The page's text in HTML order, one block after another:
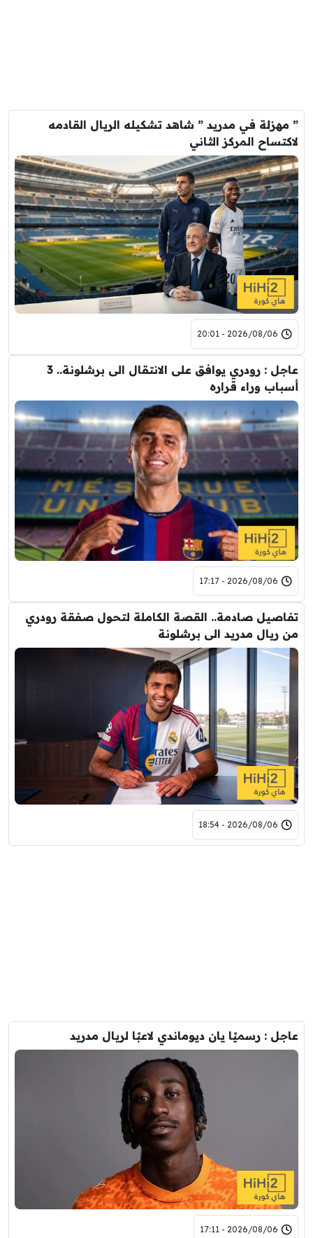
” مهزلة في مدريد ” شاهد تشكيله الريال القادمه
لاكتساح المركز الثاني
2026/08/06 - 20:01
عاجل : رودري يوافق على الانتقال الى برشلونة.. 3
أسباب وراء قراره
2026/08/06 - 17:17
تفاصيل صادمة.. القصة الكاملة لتحول صفقة رودري
من ريال مدريد الى برشلونة
2026/08/06 - 18:54
عاجل : رسميًا يان ديوماندي لاعبًا لريال مدريد
2026/08/06 - 17:11